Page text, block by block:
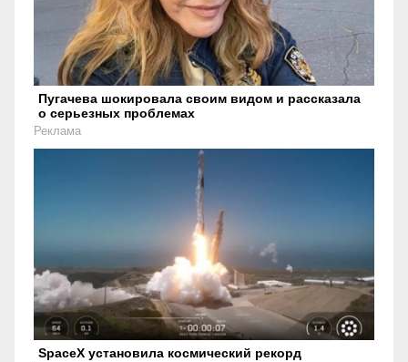
Пугачева шокировала своим видом и рассказала
о серьезных проблемах
Реклама
SpaceX установила космический рекорд